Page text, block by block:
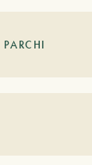
PARCHI